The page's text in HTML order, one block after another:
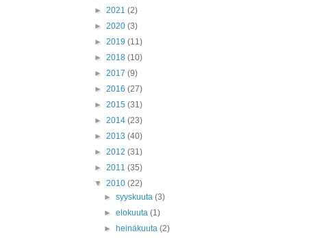
► 2021 (2)
► 2020 (3)
► 2019 (11)
► 2018 (10)
► 2017 (9)
► 2016 (27)
► 2015 (31)
► 2014 (23)
► 2013 (40)
► 2012 (31)
► 2011 (35)
▼ 2010 (22)
►syyskuuta(3)
►elokuuta(1)
►
heinäkuuta(2)